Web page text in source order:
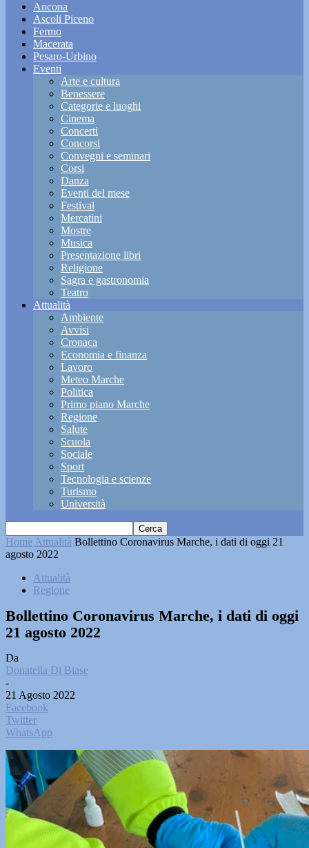
Ancona
Ascoli Piceno
Fermo
Macerata
Pesaro-Urbino
Eventi
Arte e cultura
Benessere
Categorie e luoghi
Cinema
Concerti
Concorsi
Convegni e seminari
Corsi
Danza
Eventi del mese
Festival
Mercatini
Mostre
Musica
Presentazione libri
Religione
Sagra e gastronomia
Teatro
Attualità
Ambiente
Avvisi
Cronaca
Economia e finanza
Lavoro
Meteo Marche
Politica
Primo piano Marche
Regione
Salute
Scuola
Sociale
Sport
Tecnologia e scienze
Turismo
Università
Home Attualità Bollettino Coronavirus Marche, i dati di oggi 21
agosto 2022
Attualità
Regione
Bollettino Coronavirus Marche, i dati di oggi
21 agosto 2022
Da
Donatella Di Biase
-
21 Agosto 2022
Facebook
Twitter
WhatsApp